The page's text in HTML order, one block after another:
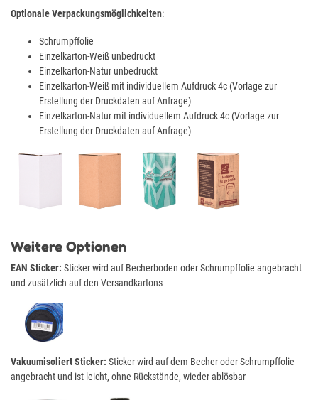
Optionale Verpackungsmöglichkeiten:
Schrumpffolie
Einzelkarton-Weiß unbedruckt
Einzelkarton-Natur unbedruckt
Einzelkarton-Weiß mit individuellem Aufdruck 4c (Vorlage zur
Erstellung der Druckdaten auf Anfrage)
Einzelkarton-Natur mit individuellem Aufdruck 4c (Vorlage zur
Erstellung der Druckdaten auf Anfrage)
Weitere Optionen
EAN Sticker: Sticker wird auf Becherboden oder Schrumpffolie angebracht
und zusätzlich auf den Versandkartons
Vakuumisoliert Sticker: Sticker wird auf dem Becher oder Schrumpffolie
angebracht und ist leicht, ohne Rückstände, wieder ablösbar